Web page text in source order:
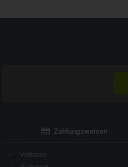
Zahlungsweisen
Vorkasse